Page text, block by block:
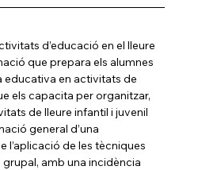
d’educació en el lleure
que prepara els alumnes
educativa en activitats de
els capacita per organitzar,
de lleure infantil i juvenil
general d’una
l’aplicació de les tècniques
amb una incidència